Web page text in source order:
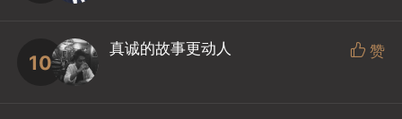
10
真诚的故事更动人  赞